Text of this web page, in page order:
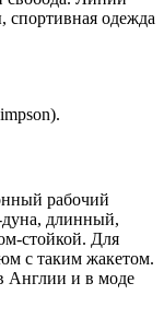
спортивная одежда
рабочий
длинный,
стойкой. Для
с таким жакетом.
Англии и в моде